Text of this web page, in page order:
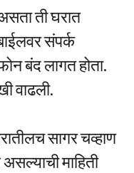
ती घरात
संपर्क
बंद लागत होता.
वाढली.
सागर चव्हाण
माहिती